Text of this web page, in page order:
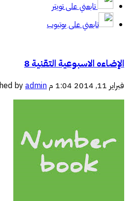
تابعني على تويتر
تابعني على يوتيوب
الإضاءه الاسبوعية التقنية 8
فبراير 11, 2014 1:04 م byadmin